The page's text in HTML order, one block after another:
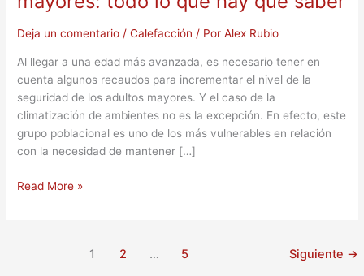
Deja un comentario /Calefacción / PorAlex Rubio
Al llegar a una edad más avanzada, es necesario tener en
cuenta algunos recaudos para incrementar el nivel de la
seguridad de los adultos mayores. Y el caso de la
climatización de ambientes no es la excepción. En efecto, este
grupo poblacional es uno de los más vulnerables en relación
con la necesidad de mantener […]
Read More »
1 2 … 5 Siguiente →